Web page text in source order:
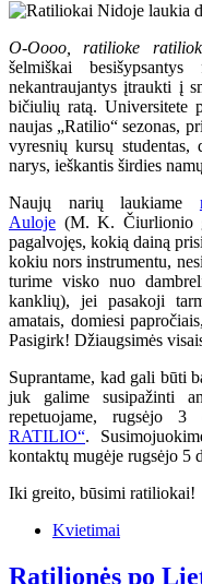
O-Oooo, ratilioke
šelmiškai
nekantraujantys įtraukti į
bičiulių ratą. Universitete
naujas „Ratilio“ sezonas,
vyresnių kursų studentas,
narys, ieškantis širdies
Naujų narių laukiame
Auloje (M. K. Čiurlionio
pagalvojęs, kokią dainą
kokiu nors instrumentu,
turime visko nuo
kanklių), jei pasakoji
amatais, domiesi
Pasigirk! Džiaugsimės
Suprantame, kad gali būti
juk galime susipažinti
repetuojame, rugsėjo
RATILIO“.
kontaktų mugėje rugsėjo 5
Iki greito, būsimi ratiliokai!
Kvietimai
Ratilionės po